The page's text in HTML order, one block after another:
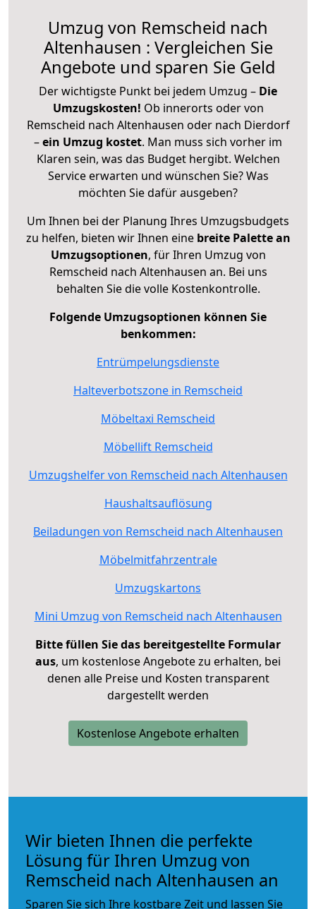
Umzug von Remscheid nach
Altenhausen : Vergleichen Sie
Angebote und sparen Sie Geld
Der wichtigste Punkt bei jedem Umzug – Die
Umzugskosten! Ob innerorts oder von
Remscheid nach Altenhausen oder nach Dierdorf
–ein Umzug kostet. Man muss sich vorher im
Klaren sein, was das Budget hergibt. Welchen
Service erwarten und wünschen Sie? Was
möchten Sie dafür ausgeben?
Um Ihnen bei der Planung Ihres Umzugsbudgets
zu helfen, bieten wir Ihnen eine breite Palette an
Umzugsoptionen, für Ihren Umzug von
Remscheid nach Altenhausen an. Bei uns
behalten Sie die volle Kostenkontrolle.
Folgende Umzugsoptionen können Sie
benkommen:
Entrümpelungsdienste
Halteverbotszone in Remscheid
Möbeltaxi Remscheid
Möbellift Remscheid
Umzugshelfer von Remscheid nach Altenhausen
Haushaltsauflösung
Beiladungen von Remscheid nach Altenhausen
Möbelmitfahrzentrale
Umzugskartons
Mini Umzug von Remscheid nach Altenhausen
Bitte füllen Sie das bereitgestellte Formular
aus, um kostenlose Angebote zu erhalten, bei
denen alle Preise und Kosten transparent
dargestellt werden
Kostenlose Angebote erhalten
Wir bieten Ihnen die perfekte
Lösung für Ihren Umzug von
Remscheid nach Altenhausen an
Sparen Sie sich Ihre kostbare Zeit und lassen Sie